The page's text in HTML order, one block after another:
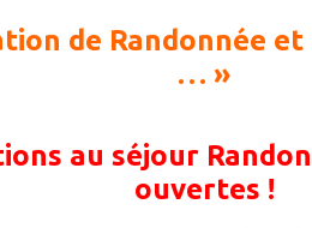
de Randonnée
… »
au séjour
ouvertes !